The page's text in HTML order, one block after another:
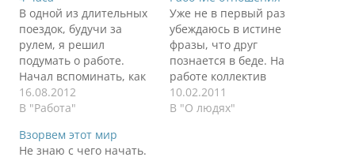
В одной из длительных
поездок, будучи за
рулем, я решил
подумать о работе.
Начал вспоминать, как
я работал раньше, как я
работаю сейчас, как
как работали
подрядчики на
16.08.2012
В "Работа"
Уже не в первый раз
убеждаюсь в истине
фразы, что друг
познается в беде. На
работе коллектив
познается в условиях
сложных задач и
10.02.2011
В "О людях"
Взорвем этот мир
Не знаю с чего начать.